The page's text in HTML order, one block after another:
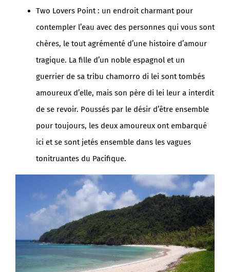
Two Lovers Point : un endroit charmant pour
contempler l’eau avec des personnes qui vous sont
chères, le tout agrémenté d’une histoire d’amour
tragique. La fille d’un noble espagnol et un
guerrier de sa tribu chamorro di lei sont tombés
amoureux d’elle, mais son père di lei leur a interdit
de se revoir. Poussés par le désir d’être ensemble
pour toujours, les deux amoureux ont embarqué
ici et se sont jetés ensemble dans les vagues
tonitruantes du Pacifique.